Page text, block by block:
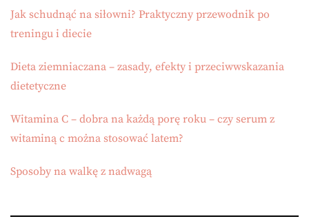
Jak schudnąć na siłowni? Praktyczny przewodnik po
treningu i diecie
Dieta ziemniaczana – zasady, efekty i przeciwwskazania
dietetyczne
Witamina C – dobra na każdą porę roku – czy serum z
witaminą c można stosować latem?
Sposoby na walkę z nadwagą